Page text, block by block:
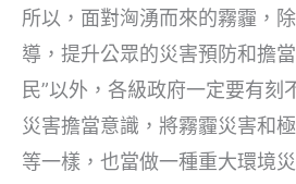
所以，面對洶湧而來的霧霾，
導，提升公眾的災害預防和擔
民”以外，各級政府一定要有刻
災害擔當意識，將霧霾災害和
等一樣，也當做一種重大環境